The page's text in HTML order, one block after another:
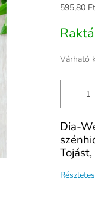
Egységár:
595,80
Várható
Dia-